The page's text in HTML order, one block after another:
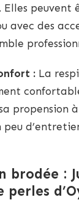
peuvent
avec des
: La
propension
peu
brodée :
perles